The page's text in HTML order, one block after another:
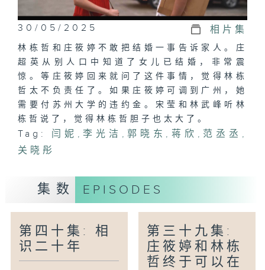
30/05/2025 相片集
林栋哲和庄筱婷不敢把结婚一事告诉家人。庄
超英从别人口中知道了女儿已结婚，非常震
惊。等庄筱婷回来就问了这件事情，觉得林栋
哲太不负责任了。如果庄筱婷可调到广州，她
需要付苏州大学的违约金。宋莹和林武峰听林
栋哲说了，觉得林栋哲胆子也太大了。
Tag: 闫妮 , 李光洁 , 郭晓东 , 蒋欣 , 范丞丞 ,
关晓彤
集数 EPISODES
第四十集: 相
识二十年
第三十九集:
庄筱婷和林栋
哲终于可以在